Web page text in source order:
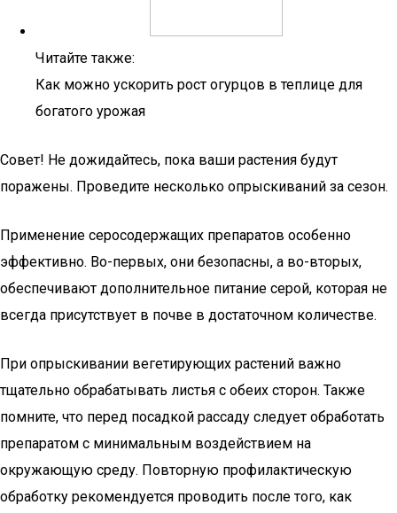
Читайте также:
Как можно ускорить рост огурцов в теплице для
богатого урожая
Совет! Не дожидайтесь, пока ваши растения будут
поражены. Проведите несколько опрыскиваний за сезон.
Применение серосодержащих препаратов особенно
эффективно. Во-первых, они безопасны, а во-вторых,
обеспечивают дополнительное питание серой, которая не
всегда присутствует в почве в достаточном количестве.
При опрыскивании вегетирующих растений важно
тщательно обрабатывать листья с обеих сторон. Также
помните, что перед посадкой рассаду следует обработать
препаратом с минимальным воздействием на
окружающую среду. Повторную профилактическую
обработку рекомендуется проводить после того, как